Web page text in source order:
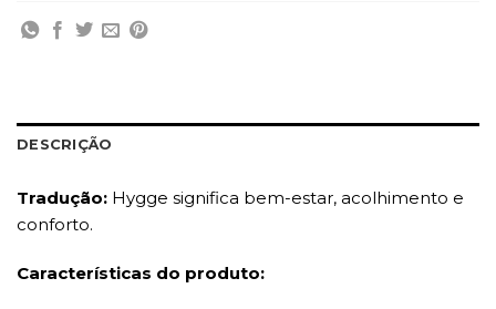
DESCRIÇÃO
Tradução: Hygge significa bem-estar, acolhimento e
conforto.
Características do produto: